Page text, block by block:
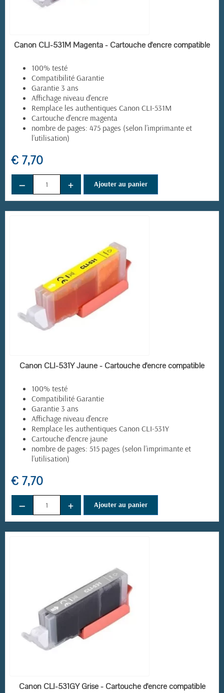
EN STOCK
Canon CLI-531M Magenta - Cartouche d'encre compatible
100% testé
Compatibilité Garantie
Garantie 3 ans
Affichage niveau d'encre
Remplace les authentiques Canon CLI-531M
Cartouche d'encre magenta
nombre de pages: 475 pages (selon l’imprimante et
l’utilisation)
€ 7,70
− + Ajouter au panier
EN STOCK
Canon CLI-531Y Jaune - Cartouche d'encre compatible
100% testé
Compatibilité Garantie
Garantie 3 ans
Affichage niveau d'encre
Remplace les authentiques Canon CLI-531Y
Cartouche d'encre jaune
nombre de pages: 515 pages (selon l’imprimante et
l’utilisation)
€ 7,70
− + Ajouter au panier
EN STOCK
Canon CLI-531GY Grise - Cartouche d'encre compatible